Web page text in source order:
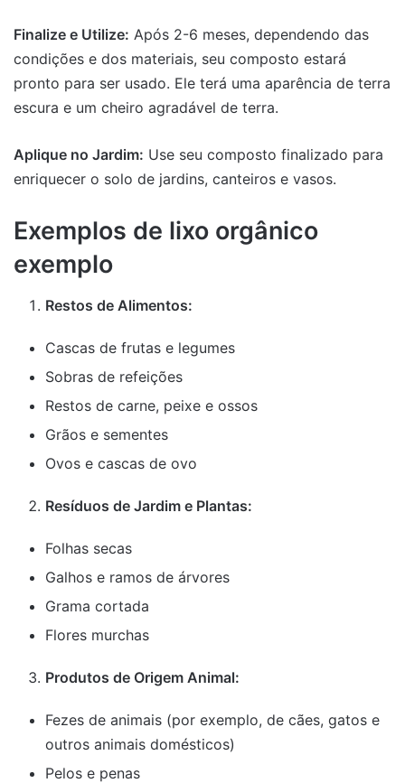
Finalize e Utilize: Após 2-6 meses, dependendo das
condições e dos materiais, seu composto estará
pronto para ser usado. Ele terá uma aparência de terra
escura e um cheiro agradável de terra.
Aplique no Jardim: Use seu composto finalizado para
enriquecer o solo de jardins, canteiros e vasos.
Exemplos de lixo orgânico
exemplo
Restos de Alimentos:
Cascas de frutas e legumes
Sobras de refeições
Restos de carne, peixe e ossos
Grãos e sementes
Ovos e cascas de ovo
Resíduos de Jardim e Plantas:
Folhas secas
Galhos e ramos de árvores
Grama cortada
Flores murchas
Produtos de Origem Animal:
Fezes de animais (por exemplo, de cães, gatos e
outros animais domésticos)
Pelos e penas